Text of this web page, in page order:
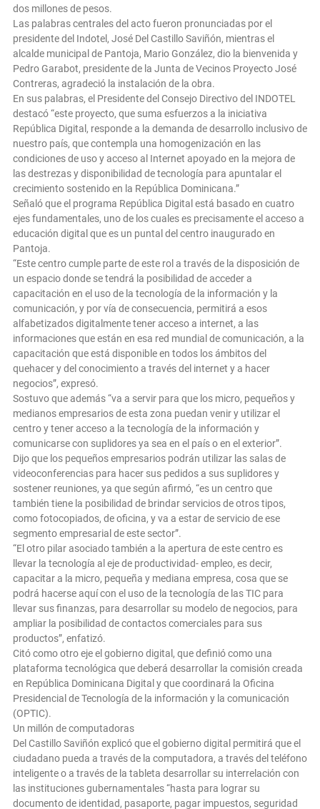
dos millones de pesos.
Las palabras centrales del acto fueron pronunciadas por el
presidente del Indotel, José Del Castillo Saviñón, mientras el
alcalde municipal de Pantoja, Mario González, dio la bienvenida y
Pedro Garabot, presidente de la Junta de Vecinos Proyecto José
Contreras, agradeció la instalación de la obra.
En sus palabras, el Presidente del Consejo Directivo del INDOTEL
destacó “este proyecto, que suma esfuerzos a la iniciativa
República Digital, responde a la demanda de desarrollo inclusivo de
nuestro país, que contempla una homogenización en las
condiciones de uso y acceso al Internet apoyado en la mejora de
las destrezas y disponibilidad de tecnología para apuntalar el
crecimiento sostenido en la República Dominicana.”
Señaló que el programa República Digital está basado en cuatro
ejes fundamentales, uno de los cuales es precisamente el acceso a
educación digital que es un puntal del centro inaugurado en
Pantoja.
“Este centro cumple parte de este rol a través de la disposición de
un espacio donde se tendrá la posibilidad de acceder a
capacitación en el uso de la tecnología de la información y la
comunicación, y por vía de consecuencia, permitirá a esos
alfabetizados digitalmente tener acceso a internet, a las
informaciones que están en esa red mundial de comunicación, a la
capacitación que está disponible en todos los ámbitos del
quehacer y del conocimiento a través del internet y a hacer
negocios”, expresó.
Sostuvo que además “va a servir para que los micro, pequeños y
medianos empresarios de esta zona puedan venir y utilizar el
centro y tener acceso a la tecnología de la información y
comunicarse con suplidores ya sea en el país o en el exterior”.
Dijo que los pequeños empresarios podrán utilizar las salas de
videoconferencias para hacer sus pedidos a sus suplidores y
sostener reuniones, ya que según afirmó, “es un centro que
también tiene la posibilidad de brindar servicios de otros tipos,
como fotocopiados, de oficina, y va a estar de servicio de ese
segmento empresarial de este sector”.
“El otro pilar asociado también a la apertura de este centro es
llevar la tecnología al eje de productividad- empleo, es decir,
capacitar a la micro, pequeña y mediana empresa, cosa que se
podrá hacerse aquí con el uso de la tecnología de las TIC para
llevar sus finanzas, para desarrollar su modelo de negocios, para
ampliar la posibilidad de contactos comerciales para sus
productos”, enfatizó.
Citó como otro eje el gobierno digital, que definió como una
plataforma tecnológica que deberá desarrollar la comisión creada
en República Dominicana Digital y que coordinará la Oficina
Presidencial de Tecnología de la información y la comunicación
(OPTIC).
Un millón de computadoras
Del Castillo Saviñón explicó que el gobierno digital permitirá que el
ciudadano pueda a través de la computadora, a través del teléfono
inteligente o a través de la tableta desarrollar su interrelación con
las instituciones gubernamentales “hasta para lograr su
documento de identidad, pasaporte, pagar impuestos, seguridad